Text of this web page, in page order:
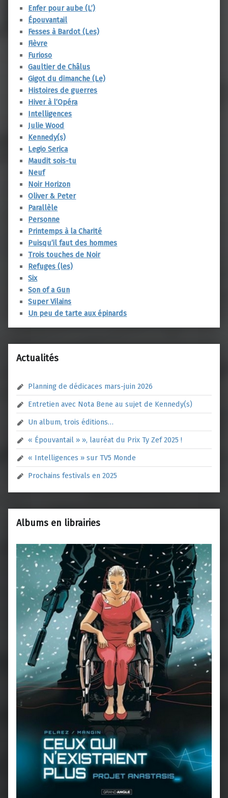
Enfer pour aube (L’)
Épouvantail
Fesses à Bardot (Les)
Fièvre
Furioso
Gaultier de Châlus
Gigot du dimanche (Le)
Histoires de guerres
Hiver à l’Opéra
Intelligences
Julie Wood
Kennedy(s)
Legio Serica
Maudit sois-tu
Neuf
Noir Horizon
Oliver & Peter
Parallèle
Personne
Printemps à la Charité
Puisqu’il faut des hommes
Trois touches de Noir
Refuges (les)
Six
Son of a Gun
Super Vilains
Un peu de tarte aux épinards
Actualités
Planning de dédicaces mars-juin 2026
Entretien avec Nota Bene au sujet de Kennedy(s)
Un album, trois éditions…
« Épouvantail » », lauréat du Prix Ty Zef 2025 !
« Intelligences » sur TV5 Monde
Prochains festivals en 2025
Albums en librairies